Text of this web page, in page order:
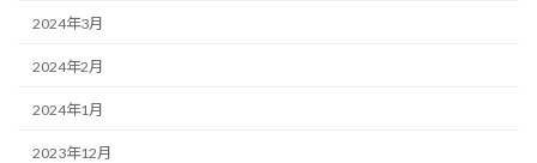
2024年3月
2024年2月
2024年1月
2023年12月